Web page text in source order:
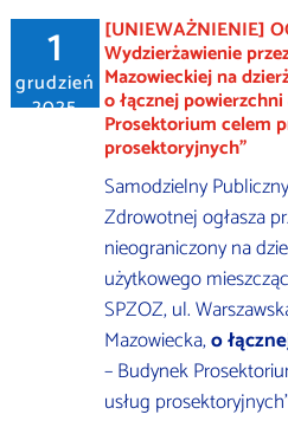
1
grudzień
2025
[UNIEWAŻNIENIE]
Wydzierżawienie
Mazowieckiej na
o łącznej
Prosektorium celem
prosektoryjnych”
Samodzielny
Zdrowotnej ogłasza
nieograniczony na
użytkowego
SPZOZ, ul.
Mazowiecka,o
– Budynek
usług